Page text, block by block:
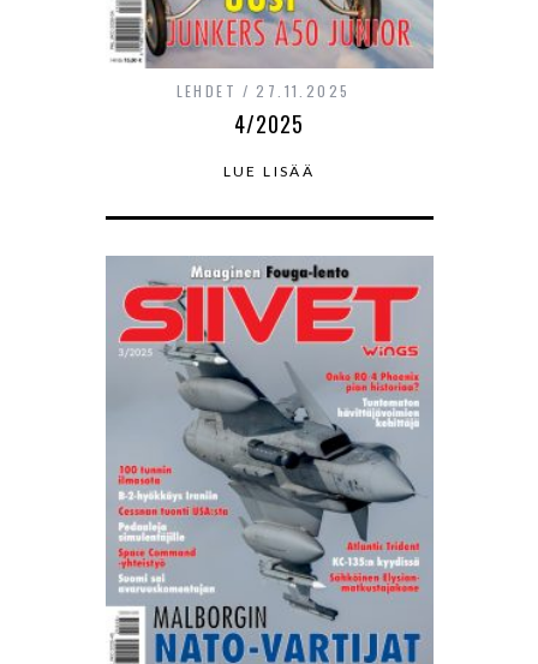
LEHDET 27.11.2025
4/2025
LUE LISÄÄ